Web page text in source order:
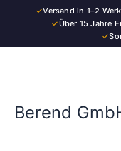
✓Versand in 1–2
✓Über 15 Jahre
✓
Berend
Kategorie